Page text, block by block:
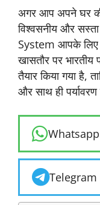
अगर आप अपने घर
विश्वसनीय और
System आपके लिए
खासतौर पर भारतीय
तैयार किया गया है,
और साथ ही
Whatsapp
Telegram